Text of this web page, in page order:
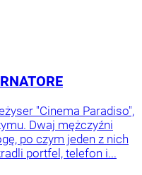
"Cinema Paradiso",
Dwaj mężczyźni
po czym jeden z nich
portfel, telefon i...